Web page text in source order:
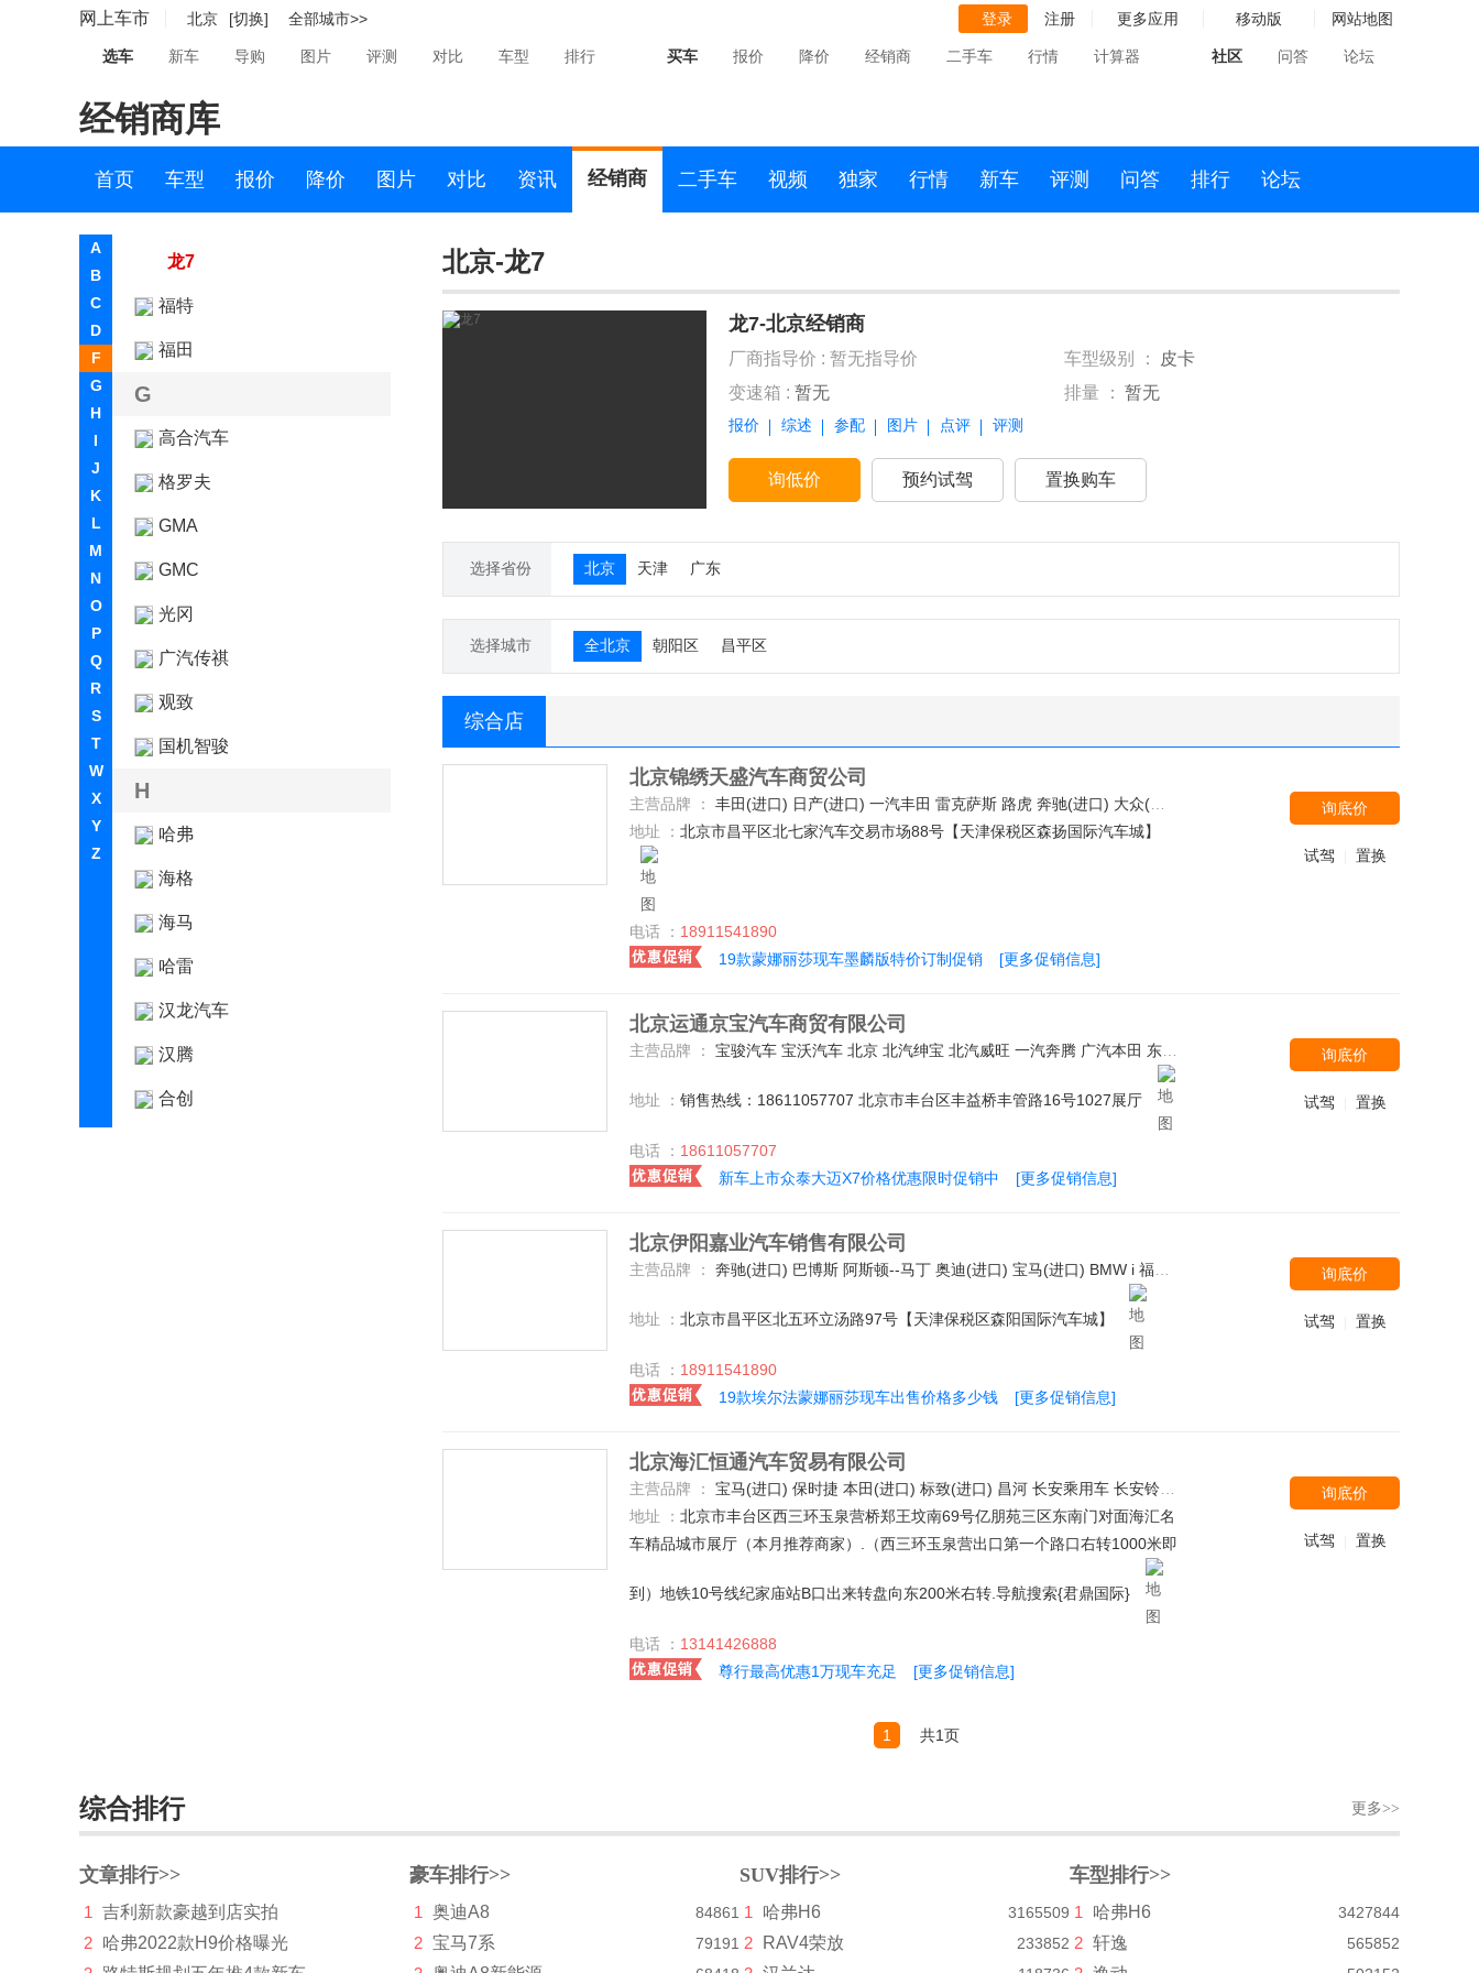
网上车市 北京 [切换] 全部城市>> 登录 注册 更多应用 移动版 网站地图
选车 新车 导购 图片 评测 对比 车型 排行 买车 报价 降价 经销商 二手车 行情 计算器 社区 问答 论坛
经销商库
首页 车型 报价 降价 图片 对比 资讯 经销商 二手车 视频 独家 行情 新车 评测 问答 排行 论坛
A
B
C
D
F
G
H
I
J
K
L
M
N
O
P
Q
R
S
T
W
X
Y
Z
启腾N30
启腾N50
启腾N60
龙7
福特
福田
G
高合汽车
格罗夫
GMA
GMC
光冈
广汽传祺
观致
国机智骏
H
哈弗
海格
海马
哈雷
汉龙汽车
汉腾
合创
华为AITO问界
I
Icona
北京-龙7
龙7-北京经销商
厂商指导价 : 暂无指导价 车型级别 ：
皮卡
变速箱 : 暂无 排量 ： 暂无
报价 综述 参配 图片 点评 评测
询低价 预约试驾 置换购车
选择省份 北京 天津 广东
选择城市 全北京 朝阳区 昌平区
综合店
北京锦绣天盛汽车商贸公司
主营品牌 ：
丰田(进口) 日产(进口) 一汽丰田 雷克萨斯 路虎 奔驰(进口) 大众(进口) 凯迪拉克(进口) 福特(进口) 林肯 乔治巴顿 宾利 巴博斯 福建奔驰 奔驰-AMG GMC 玛莎拉蒂 迈巴赫 奇瑞捷豹路虎 宝马(进口) 劳斯莱斯 道奇(进口) 奥迪(进口) 北汽昌河 九龙汽车 光冈 帕加尼 克莱斯勒 保时捷 法拉利 东风日产 东风风光 东风风行 一汽海马 一汽欧朗 哈弗汽车 长安福特 东风悦达起亚 凯佰赫 福田汽车 凯迪拉克(国产) 恒天汽车 长安欧尚 华颂 兰博基尼 哈飞 别克 一汽吉林 长安乘用车 东风悦达起亚 北京汽车 福汽启腾 北汽银翔 奇瑞汽车 野马汽车 三菱(进口) 东南汽车 比亚迪 一汽奔腾 江铃福特 江铃集团新能源 英菲尼迪 福迪 雪佛兰(进口) 厦门金龙 开瑞 郑州日产（东风风度） 力帆汽车 陆风 ALPINA 领途汽车 广汽三菱 上汽大众
地址 ： 北京市昌平区北七家汽车交易市场88号【天津保税区森扬国际汽车城】
电话 ： 18911541890
19款蒙娜丽莎现车墨麟版特价订制促销
[更多促销信息]
询底价
试驾 置换
北京运通京宝汽车商贸有限公司
主营品牌 ： 宝骏汽车 宝沃汽车 北京 北汽绅宝 北汽威旺 一汽奔腾 广汽本田 东风本田 东风标致 长安乘用车 广汽传祺 观致 Jeep 东南汽车 陆风 众泰 哈弗汽车 一汽丰田 广汽丰田 吉利汽车 广汽菲克 东风雷诺 猎豹汽车 一汽马自达 东风悦达起亚 东风日产 上汽荣威 沃尔沃亚太 上汽通用五菱 雪佛兰 东风雪铁龙 一汽吉林 东风风光 东风风行 凯迪拉克(国产) 华晨鑫源-斯威 北京现代 一汽-大众 上汽大众 别克 长安跨越 北汽银翔 比亚迪 汉腾汽车 长安商用车 东风风神 黄海 江淮汽车 东风启辰 金杯 福田伽途 北汽福田 华晨宝马 福汽启腾 华泰汽车 长安PSA
地址 ： 销售热线：18611057707 北京市丰台区丰益桥丰管路16号1027展厅
电话 ： 18611057707
新车上市众泰大迈X7价格优惠限时促销中
[更多促销信息]
询底价
试驾 置换
北京伊阳嘉业汽车销售有限公司
主营品牌 ： 奔驰(进口) 巴博斯 阿斯顿--马丁 奥迪(进口) 宝马(进口) BMW i 福建奔驰 奔驰-迈巴赫 宾利 道奇(进口) 丰田(进口) 一汽丰田 福特(进口) 凯迪拉克(进口) 路虎 玛莎拉蒂 日产(进口) 特斯拉 迈凯伦 林肯 保时捷 卡尔森 雷克萨斯 劳斯莱斯 GMC 北京-戴克 法拉利 东风日产 兰博基尼 北京汽车 郑州日产 凯翼 上汽大众 英菲尼迪 瑞麒 宝沃汽车 哈弗汽车 福迪 北汽绅宝 克莱斯勒 比速汽车 中兴 众泰 成功汽车 罗伦士 南京依维柯 福汽启腾 北汽威旺 华晨宝马-之诺 陆风 天津一汽 摩根 红旗 君马汽车 长安跨越 潍柴汽车 野马汽车 云度新能源 华泰汽车 福田伽途 金旅客车 梅尔库斯 北汽银翔 一汽奔腾 迈巴赫 广汽丰田 ALPINA 菲斯科 长城 明君汽车 东风小康 长安铃木 北汽福田
地址 ： 北京市昌平区北五环立汤路97号【天津保税区森阳国际汽车城】
电话 ： 18911541890
19款埃尔法蒙娜丽莎现车出售价格多少钱
[更多促销信息]
询底价
试驾 置换
北京海汇恒通汽车贸易有限公司
主营品牌 ：
宝马(进口) 保时捷 本田(进口) 标致(进口) 昌河 长安乘用车 长安铃木 大众(进口) 道奇(进口) 奥迪(进口) 东风小康 东南汽车 菲亚特(进口) 丰田(进口) 东风日产 比亚迪 福特(进口) 北汽福田 红旗 吉利汽车 Jeep 东风悦达起亚 捷豹 凯迪拉克(进口) 克莱斯勒 雷诺 猎豹汽车 林肯 雷克萨斯 路虎 马自达(进口) 玛莎拉蒂 奔驰(进口) 欧宝 奇瑞汽车 起亚(进口) 日产(进口) 三菱(进口) 别克 金杯 斯柯达(进口) 哈飞 沃尔沃(进口) 英菲尼迪 天津一汽 现代(进口) 雪佛兰(进口) 雪铁龙(进口) 一汽奥迪 中华 中兴 东风雪铁龙 陆风 长城 北京现代 上汽通用五菱 雪佛兰 江淮汽车 上汽荣威 华晨宝马 一汽丰田 上汽大众 一汽-大众 东风标致 斯巴鲁 凯迪拉克(国产) 福迪 广汽吉奥 众泰 沃尔沃 一汽海马 讴歌 斯柯达 MINI MG 一汽吉林 莲花汽车 北京奔驰 广汽本田 东风本田 别克(进口) 长安福特 广汽三菱 东南三菱 广汽丰田 长安马自达 郑州日产 一汽马自达 一汽奔腾 东风风神 广汽传祺 福建奔驰 广汽本田-理念 宝骏汽车 东风裕隆 东风日产-启辰 北京 长安商用车 北汽威旺 上汽大通 海马郑州 一汽欧朗 东风风行 观致 东风本田-思铭 野马汽车 DS（进口） 巴博斯 奔驰-AMG 哈弗汽车 北汽绅宝 宝马M 郑州日产（东风风度） 长安PSA 郑州日产 东风御风 潍柴汽车 沃尔沃亚太 福汽启腾 北汽银翔 北汽新能源 东风英菲尼迪 奇瑞捷豹路虎 奔驰-迈巴赫 广汽菲克 东风汽车 东风雷诺 宝沃汽车 东风风光 江铃福特 绵阳金杯 铃木(进口) 昌河铃木
地址 ： 北京市丰台区西三环玉泉营桥郑王坟南69号亿朋苑三区东南门对面海汇名
车精品城市展厅（本月推荐商家）.（西三环玉泉营出口第一个路口右转1000米即
到）地铁10号线纪家庙站B口出来转盘向东200米右转.导航搜索{君鼎国际}
电话 ： 13141426888
尊行最高优惠1万现车充足
[更多促销信息]
询底价
试驾 置换
1 共1页
综合排行 更多>>
文章排行>>
1
吉利新款豪越到店实拍
2 哈弗2022款H9价格曝光
豪车排行>>
1 奥迪A8 84861
2 宝马7系 79191
SUV排行>>
1 哈弗H6 3165509
2 RAV4荣放 233852
车型排行>>
1 哈弗H6 3427844
2 轩逸 565852